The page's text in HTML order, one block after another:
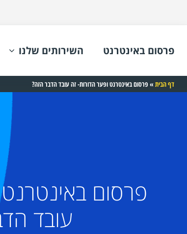
פרסום באינטרנט השירותים שלנו
דף הבית »פרסום באינטרנט ופער הדורות- זה עובד הדבר הזה?
פרסום
עובד